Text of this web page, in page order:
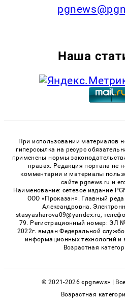
Наша
При использовании материалов
гиперссылка на ресурс
применены нормы
правах. Редакция портала не
комментарии и материалы
сайте pgnews.ru и
Наименование: сетевое издание
ООО «Проказан». Главный
Александровна.
stasyasharova09@yandex.ru,
79. Регистрационный номер: ЭЛ
2022г. выдан Федеральной
информационных технологий
Возрастная
© 2021-2026 «pgnews» |
Возрастная